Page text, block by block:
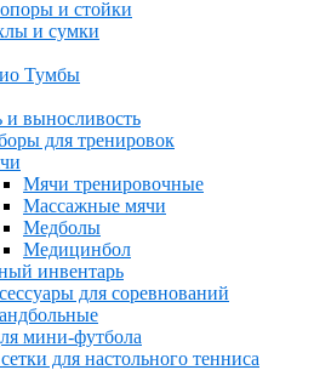
и стойки
и сумки
Тумбы
и выносливость
для тренировок
Мячи тренировочные
Массажные мячи
Медболы
Медицинбол
инвентарь
для соревнований
мини-футбола
для настольного тенниса